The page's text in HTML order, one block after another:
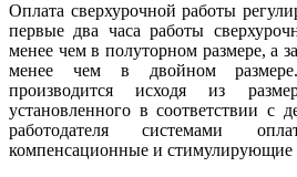
Оплата сверхурочной работы
первые два часа работы
менее чем в полуторном размере, а
менее чем в двойном
производится исходя из
установленного в соответствии с
работодателя системами
компенсационные и стимулирующие